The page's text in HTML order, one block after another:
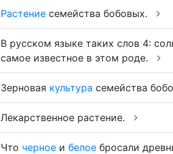
Растение семейства бобовых.
В русском языке таких слов 4:
самое известное в этом роде.
Зерновая культура семейства
Лекарственное растение.
Что черное и белое бросали